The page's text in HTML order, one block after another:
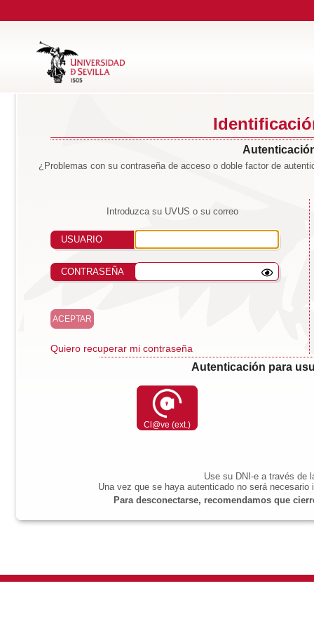
¿Problemas con su contraseña de acceso o doble factor de
Introduzca su UVUS o su correo
USUARIO
CONTRASEÑA
Quiero recuperar mi contraseña
Autenticación para
Cl@ve (ext.)
Use su DNI-e a través de
Una vez que se haya autenticado no será
Para desconectarse, recomendamos que